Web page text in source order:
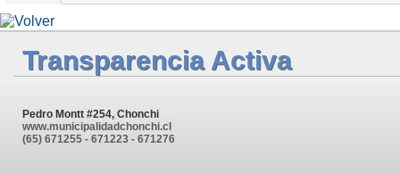
Transparencia Activa
Pedro Montt #254, Chonchi
www.municipalidadchonchi.cl
(65) 671255 - 671223 - 671276